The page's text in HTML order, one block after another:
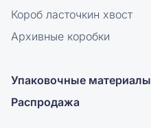
Короб ласточкин хвост
Архивные коробки
Упаковочные материалы
Распродажа